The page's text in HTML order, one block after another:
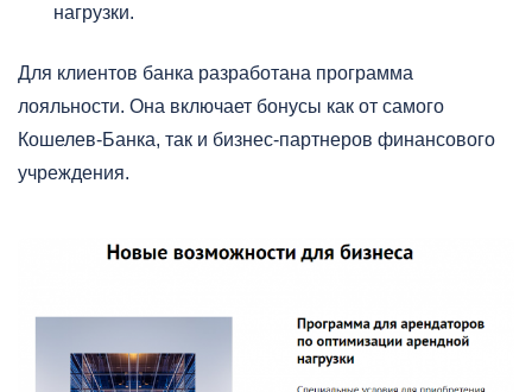
нагрузки.
Для клиентов банка разработана программа
лояльности. Она включает бонусы как от самого
Кошелев-Банка, так и бизнес-партнеров финансового
учреждения.